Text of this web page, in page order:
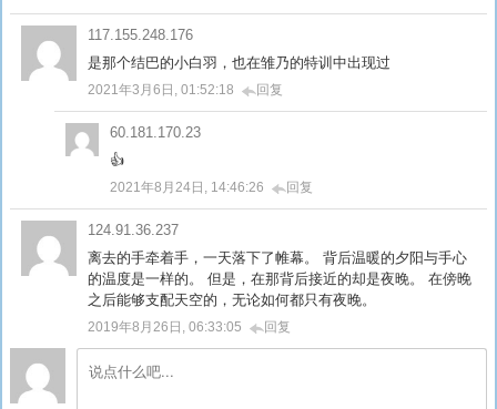
117.155.248.176
是那个结巴的小白羽，也在雏乃的特训中出现过
2021年3月6日, 01:52:18 回复
60.181.170.23
👍
2021年8月24日, 14:46:26 回复
124.91.36.237
离去的手牵着手，一天落下了帷幕。 背后温暖的夕阳与手心
的温度是一样的。 但是，在那背后接近的却是夜晚。 在傍晚
之后能够支配天空的，无论如何都只有夜晚。
2019年8月26日, 06:33:05 回复